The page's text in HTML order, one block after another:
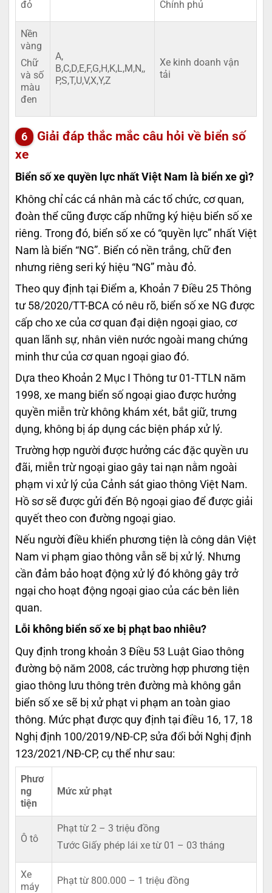
đỏ Chính phủ
Nền
vàng
Chữ
và số
màu
đen
A,
B,C,D,E,F,G,H,K,L,M,N,,
P,S,T,U,V,X,Y,Z
Xe kinh doanh vận
tải
Giải đáp thắc mắc câu hỏi về biển số
xe
Biển số xe quyền lực nhất Việt Nam là biển xe gì?
Không chỉ các cá nhân mà các tổ chức, cơ quan,
đoàn thể cũng được cấp những ký hiệu biển số xe
riêng. Trong đó, biển số xe có “quyền lực” nhất Việt
Nam là biển “NG”. Biển có nền trắng, chữ đen
nhưng riêng seri ký hiệu “NG” màu đỏ.
Theo quy định tại Điểm a, Khoản 7 Điều 25 Thông
tư 58/2020/TT-BCA có nêu rõ, biển số xe NG được
cấp cho xe của cơ quan đại diện ngoại giao, cơ
quan lãnh sự, nhân viên nước ngoài mang chứng
minh thư của cơ quan ngoại giao đó.
Dựa theo Khoản 2 Mục I Thông tư 01-TTLN năm
1998, xe mang biển số ngoại giao được hưởng
quyền miễn trừ không khám xét, bắt giữ, trưng
dụng, không bị áp dụng các biện pháp xử lý.
Trường hợp người được hưởng các đặc quyền ưu
đãi, miễn trừ ngoại giao gây tai nạn nằm ngoài
phạm vi xử lý của Cảnh sát giao thông Việt Nam.
Hồ sơ sẽ được gửi đến Bộ ngoại giao để được giải
quyết theo con đường ngoại giao.
Nếu người điều khiển phương tiện là công dân Việt
Nam vi phạm giao thông vẫn sẽ bị xử lý. Nhưng
cần đảm bảo hoạt động xử lý đó không gây trở
ngại cho hoạt động ngoại giao của các bên liên
quan.
Lỗi không biển số xe bị phạt bao nhiêu?
Quy định trong khoản 3 Điều 53 Luật Giao thông
đường bộ năm 2008, các trường hợp phương tiện
giao thông lưu thông trên đường mà không gắn
biển số xe sẽ bị xử phạt vi phạm an toàn giao
thông. Mức phạt được quy định tại điều 16, 17, 18
Nghị định 100/2019/NĐ-CP, sửa đổi bởi Nghị định
123/2021/NĐ-CP, cụ thể như sau:
Phươ
ng
tiện
Mức xử phạt
Ô tô
Phạt từ 2 – 3 triệu đồng
Tước Giấy phép lái xe từ 01 – 03 tháng
Xe
máy
Phạt từ 800.000 – 1 triệu đồng